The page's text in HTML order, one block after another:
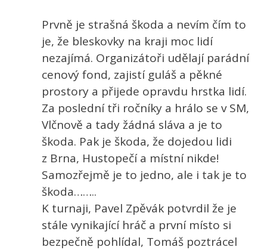
Prvně je strašná škoda a nevím čím to
je, že bleskovky na kraji moc lidí
nezajímá. Organizátoři udělají parádní
cenový fond, zajistí guláš a pěkné
prostory a přijede opravdu hrstka lidí.
Za poslední tři ročníky a hrálo se v SM,
Vlčnově a tady žádná sláva a je to
škoda. Pak je škoda, že dojedou lidi
z Brna, Hustopečí a místní nikde!
Samozřejmě je to jedno, ale i tak je to
škoda……..
K turnaji, Pavel Zpěvák potvrdil že je
stále vynikající hráč a první místo si
bezpečně pohlídal, Tomáš poztrácel